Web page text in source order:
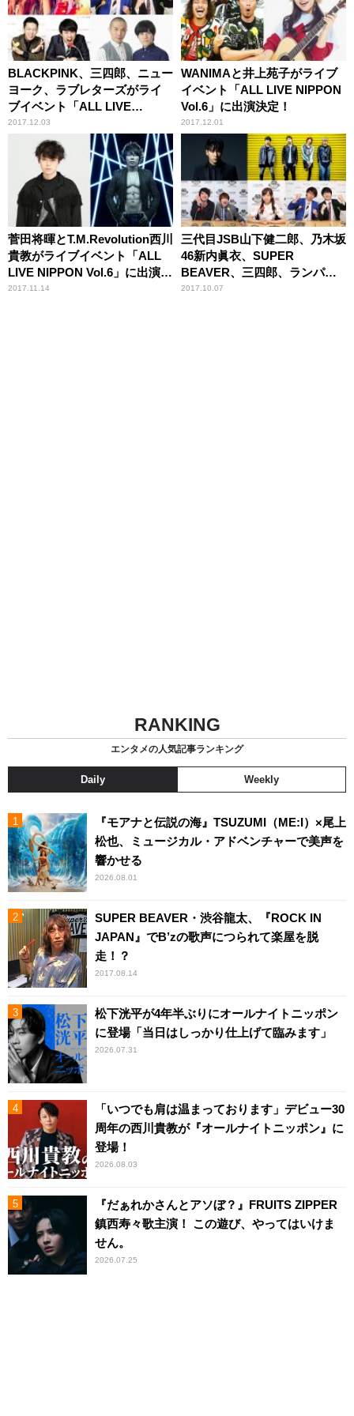
BLACKPINK、三四郎、ニュー
ヨーク、ラブレターズがライ
ブイベント「ALL LIVE
NIPPON Vol.6＜DAY2＞」に
出演決定！
2017.12.03
WANIMAと井上苑子がライブ
イベント「ALL LIVE NIPPON
Vol.6」に出演決定！
2017.12.01
菅田将暉とT.M.Revolution西川
貴教がライブイベント「ALL
LIVE NIPPON Vol.6」に出演決
定！
2017.11.14
三代目JSB山下健二郎、乃木坂
46新内眞衣、SUPER
BEAVER、三四郎、ランパン
プスの『ALL LIVE NIPPON
2017.10.07
RANKING
エンタメの人気記事ランキング
Daily Weekly
『モアナと伝説の海』TSUZUMI（ME:I）×尾上
松也、ミュージカル・アドベンチャーで美声を
響かせる
2026.08.01
SUPER BEAVER・渋谷龍太、『ROCK IN
JAPAN』でB’zの歌声につられて楽屋を脱
走！？
2017.08.14
松下洸平が4年半ぶりにオールナイトニッポン
に登場「当日はしっかり仕上げて臨みます」
2026.07.31
「いつでも肩は温まっております」デビュー30
周年の西川貴教が『オールナイトニッポン』に
登場！
2026.08.03
『だぁれかさんとアソぼ？』FRUITS ZIPPER
鎮西寿々歌主演！ この遊び、やってはいけま
せん。
2026.07.25